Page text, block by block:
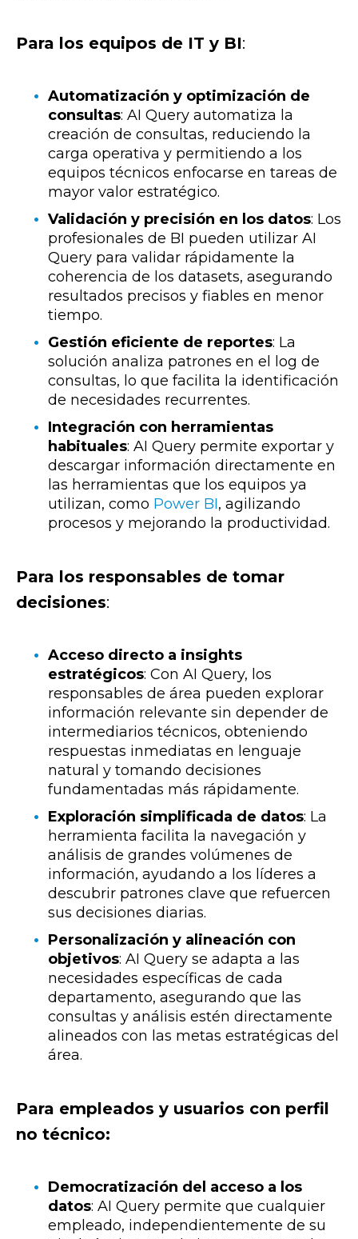
Para los equipos de IT y BI:
Automatización y optimización de
consultas: AI Query automatiza la
creación de consultas, reduciendo la
carga operativa y permitiendo a los
equipos técnicos enfocarse en tareas de
mayor valor estratégico.
Validación y precisión en los datos: Los
profesionales de BI pueden utilizar AI
Query para validar rápidamente la
coherencia de los datasets, asegurando
resultados precisos y fiables en menor
tiempo.
Gestión eficiente de reportes: La
solución analiza patrones en el log de
consultas, lo que facilita la identificación
de necesidades recurrentes.
Integración con herramientas
habituales: AI Query permite exportar y
descargar información directamente en
las herramientas que los equipos ya
utilizan, como Power BI, agilizando
procesos y mejorando la productividad.
Para los responsables de tomar
decisiones:
Acceso directo a insights
estratégicos: Con AI Query, los
responsables de área pueden explorar
información relevante sin depender de
intermediarios técnicos, obteniendo
respuestas inmediatas en lenguaje
natural y tomando decisiones
fundamentadas más rápidamente.
Exploración simplificada de datos: La
herramienta facilita la navegación y
análisis de grandes volúmenes de
información, ayudando a los líderes a
descubrir patrones clave que refuercen
sus decisiones diarias.
Personalización y alineación con
objetivos: AI Query se adapta a las
necesidades específicas de cada
departamento, asegurando que las
consultas y análisis estén directamente
alineados con las metas estratégicas del
área.
Para empleados y usuarios con perfil
no técnico:
Democratización del acceso a los
datos: AI Query permite que cualquier
empleado, independientemente de su